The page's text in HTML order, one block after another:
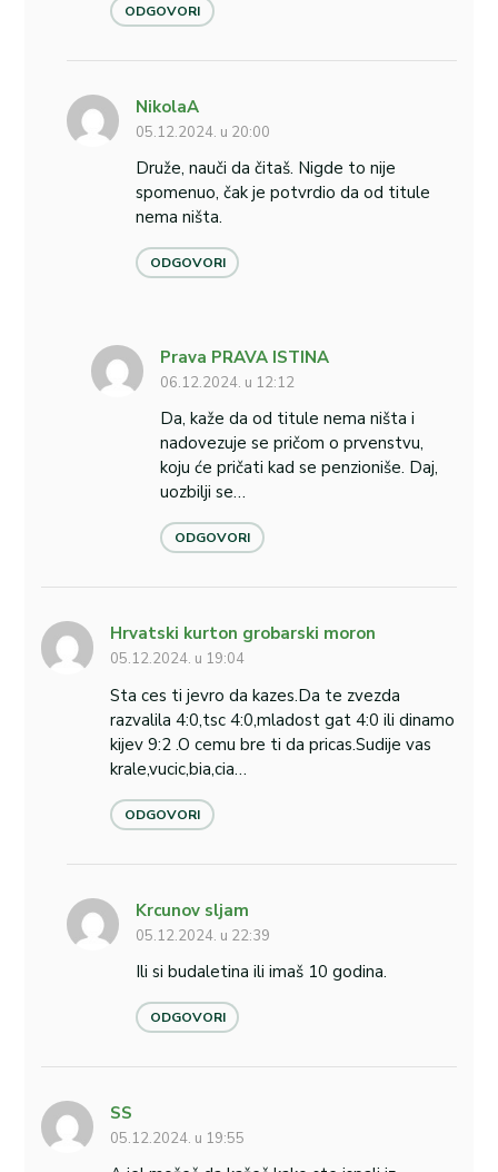
ODGOVORI
NikolaA
05.12.2024. u 20:00
Druže, nauči da čitaš. Nigde to nije
spomenuo, čak je potvrdio da od titule
nema ništa.
ODGOVORI
Prava PRAVA ISTINA
06.12.2024. u 12:12
Da, kaže da od titule nema ništa i
nadovezuje se pričom o prvenstvu,
koju će pričati kad se penzioniše. Daj,
uozbilji se…
ODGOVORI
Hrvatski kurton grobarski moron
05.12.2024. u 19:04
Sta ces ti jevro da kazes.Da te zvezda
razvalila 4:0,tsc 4:0,mladost gat 4:0 ili dinamo
kijev 9:2 .O cemu bre ti da pricas.Sudije vas
krale,vucic,bia,cia…
ODGOVORI
Krcunov sljam
05.12.2024. u 22:39
Ili si budaletina ili imaš 10 godina.
ODGOVORI
SS
05.12.2024. u 19:55